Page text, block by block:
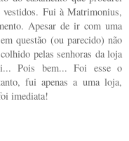
Fui à Matrimonius,
Apesar de ir com uma
questão (ou parecido) não
pelas senhoras da loja
Pois bem... Foi esse o
fui apenas a uma loja,
imediata!